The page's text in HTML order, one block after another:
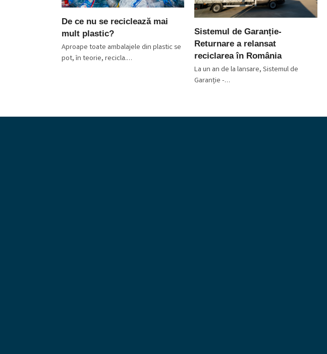
De ce nu se reciclează mai
mult plastic?
Aproape toate ambalajele din plastic se
pot, în teorie, recicla.…
Sistemul de Garanție-
Returnare a relansat
reciclarea în România
La un an de la lansare, Sistemul de
Garanție -…